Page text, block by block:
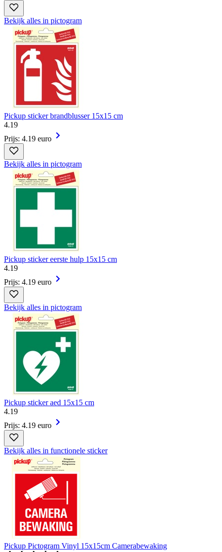
Bekijk alles in pictogram
Pickup sticker brandblusser 15x15 cm
4.19
Prijs: 4.19 euro
Bekijk alles in pictogram
Pickup sticker eerste hulp 15x15 cm
4.19
Prijs: 4.19 euro
Bekijk alles in pictogram
Pickup sticker aed 15x15 cm
4.19
Prijs: 4.19 euro
Bekijk alles in functionele sticker
Pickup Pictogram Vinyl 15x15cm Camerabewaking